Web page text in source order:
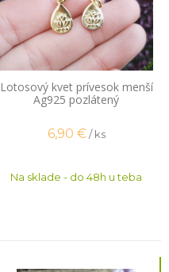
Lotosový kvet prívesok menší
Ag925 pozlátený
6,90 € / ks
Na sklade - do 48h u teba